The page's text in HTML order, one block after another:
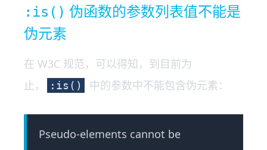
:is() 伪函数的参数列表值不能是
伪元素
在 W3C 规范，可以得知，到目前为
止，
:is() 中的参数中不能包含伪元素：
Pseudo-elements cannot be